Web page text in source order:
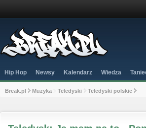
Hip Hop Newsy Kalendarz Wiedza
Break.pl Muzyka Teledyski Teledyski polskie